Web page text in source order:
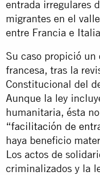
entrada irregulares
migrantes en el
entre Francia e
Su caso propició
francesa, tras la
Constitucional del
Aunque la ley
humanitaria, ésta
“facilitación de
haya beneficio
Los actos de
criminalizados y la